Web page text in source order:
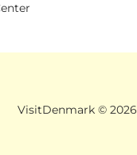
VisitDenmark © 2026